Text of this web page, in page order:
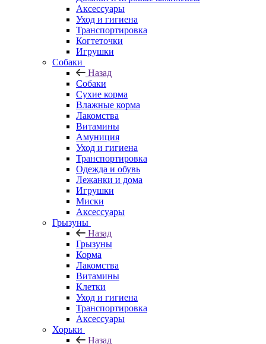
Аксессуары
Уход и гигиена
Транспортировка
Когтеточки
Игрушки
Собаки
Назад
Собаки
Сухие корма
Влажные корма
Лакомства
Витамины
Амуниция
Уход и гигиена
Транспортировка
Одежда и обувь
Лежанки и дома
Игрушки
Миски
Аксессуары
Грызуны
Назад
Грызуны
Корма
Лакомства
Витамины
Клетки
Уход и гигиена
Транспортировка
Аксессуары
Хорьки
Назад